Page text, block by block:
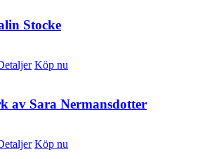
Stocke
Köp nu
av Sara Nermansdotter
Köp nu